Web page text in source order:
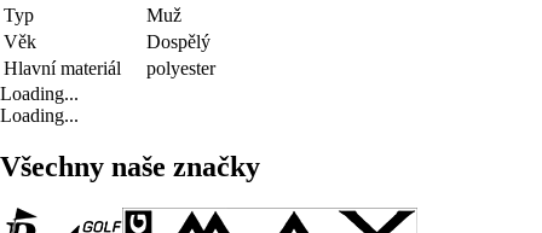
Typ
Muž
Věk
Dospělý
Hlavní materiál
polyester
Loading...
Loading...
Všechny naše značky